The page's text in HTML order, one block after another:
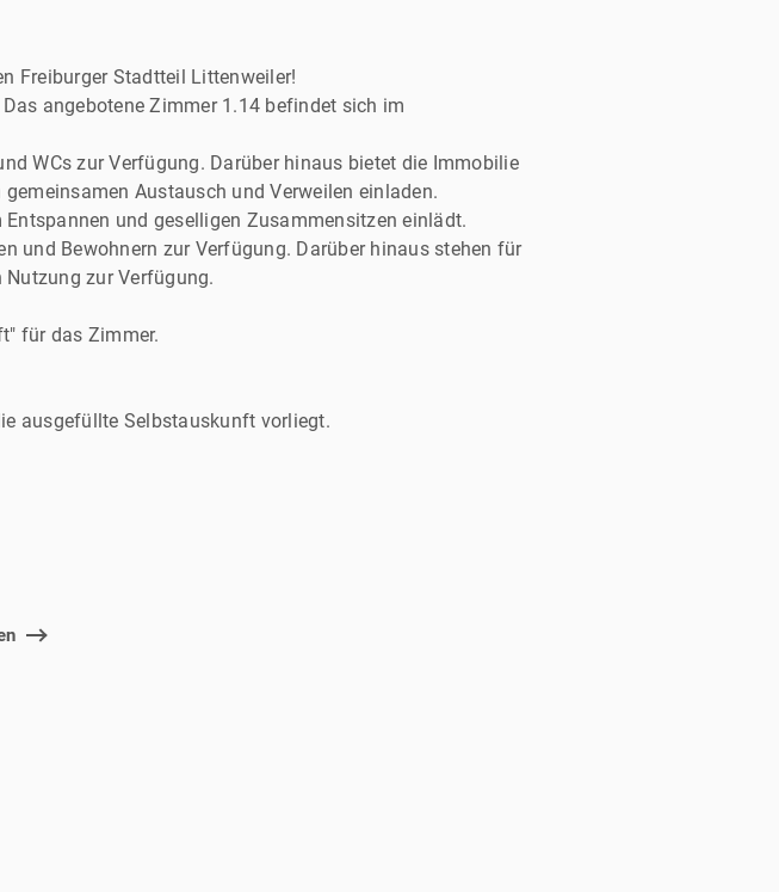
Freiburger Stadtteil Littenweiler!
angebotene Zimmer 1.14 befindet sich im
WCs zur Verfügung. Darüber hinaus bietet die Immobilie
Austausch und Verweilen einladen.
und geselligen Zusammensitzen einlädt.
und Bewohnern zur Verfügung. Darüber hinaus stehen für
zur Verfügung.
für das Zimmer.
ausgefüllte Selbstauskunft vorliegt.